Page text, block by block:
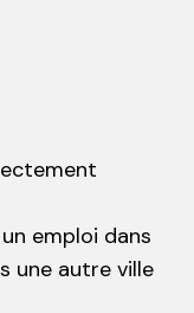
emploi dans
une autre ville